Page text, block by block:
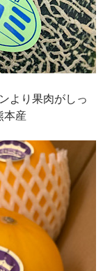
より果肉がしっ
本産